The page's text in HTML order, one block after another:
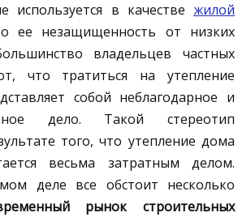
используется в качестве жилой
ее незащищенность от низких
владельцев частных
что тратиться на утепление
собой неблагодарное и
дело. Такой стереотип
того, что утепление дома
весьма затратным делом.
деле все обстоит несколько
рынок строительных